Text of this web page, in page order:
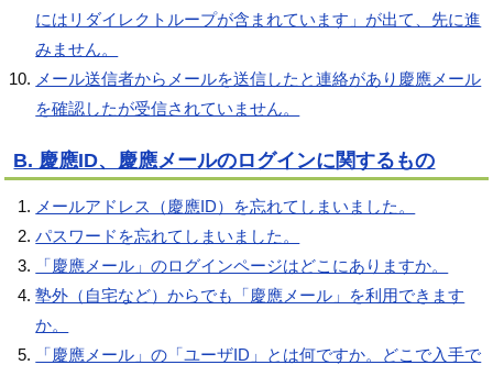
にはリダイレクトループが含まれています」が出て、先に進
みません。
メール送信者からメールを送信したと連絡があり慶應メール
を確認したが受信されていません。
B. 慶應ID、慶應メールのログインに関するもの
メールアドレス（慶應ID）を忘れてしまいました。
パスワードを忘れてしまいました。
「慶應メール」のログインページはどこにありますか。
塾外（自宅など）からでも「慶應メール」を利用できます
か。
「慶應メール」の「ユーザID」とは何ですか。どこで入手で